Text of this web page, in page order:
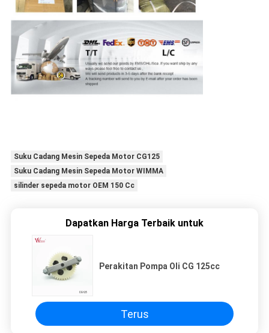
Suku Cadang Mesin Sepeda Motor CG125
Suku Cadang Mesin Sepeda Motor WIMMA
silinder sepeda motor OEM 150 Cc
Dapatkan Harga Terbaik untuk
Perakitan Pompa Oli CG 125cc
Terus